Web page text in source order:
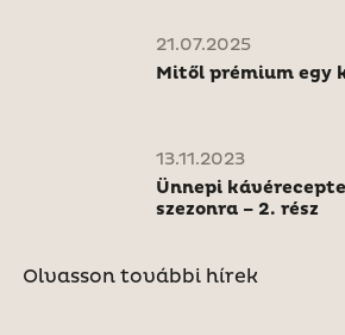
21.07.2025
Mitől prémium egy
13.11.2023
Ünnepi
szezonra – 2. rész
Olvasson további hírek